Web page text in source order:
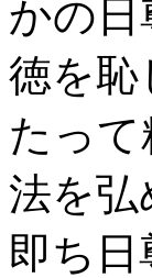
かの日
徳を恥
たっ
法を弘
即ち